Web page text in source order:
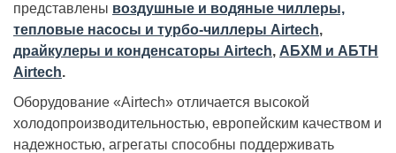
представлены воздушные и водяные чиллеры,
тепловые насосы и турбо-чиллеры Airtech,
драйкулеры и конденсаторы Airtech, АБХМ и АБТН
Airtech.
Оборудование «Airtech» отличается высокой
холодопроизводительностью, европейским качеством и
надежностью, агрегаты способны поддерживать